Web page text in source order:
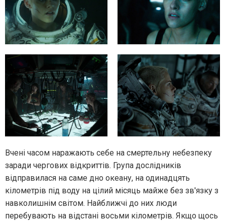
Вчені часом наражають себе на смертельну небезпеку
заради чергових відкриттів. Група дослідників
відправилася на саме дно океану, на одинадцять
кілометрів під воду на цілий місяць майже без зв'язку з
навколишнім світом. Найближчі до них люди
перебувають на відстані восьми кілометрів. Якщо щось